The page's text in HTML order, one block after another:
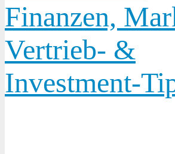
Finanzen,
Vertrieb- &
Investment-